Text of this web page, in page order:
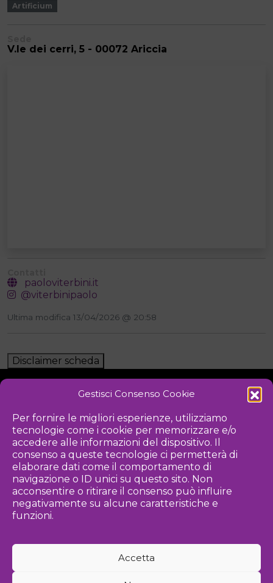
Gestisci Consenso Cookie
Per fornire le migliori esperienze, utilizziamo
tecnologie come i cookie per memorizzare e/o
accedere alle informazioni del dispositivo. Il
consenso a queste tecnologie ci permetterà di
elaborare dati come il comportamento di
navigazione o ID unici su questo sito. Non
acconsentire o ritirare il consenso può influire
negativamente su alcune caratteristiche e
funzioni.
Accetta
Artificium
V.le dei cerri, 5 - 00072 Ariccia
paoloviterbini.it
@viterbinipaolo
Ultima modifica 13/04/2026 @ 20:58
Disclaimer scheda
PRIVACY POLICY
Iniziativa
Associazione culturale per la promozione delle arti visive